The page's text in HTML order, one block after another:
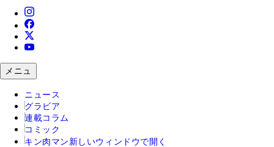
メニュ
ニュース
グラビア
連載コラム
コミック
キン肉マン 新しいウィンドウで開く